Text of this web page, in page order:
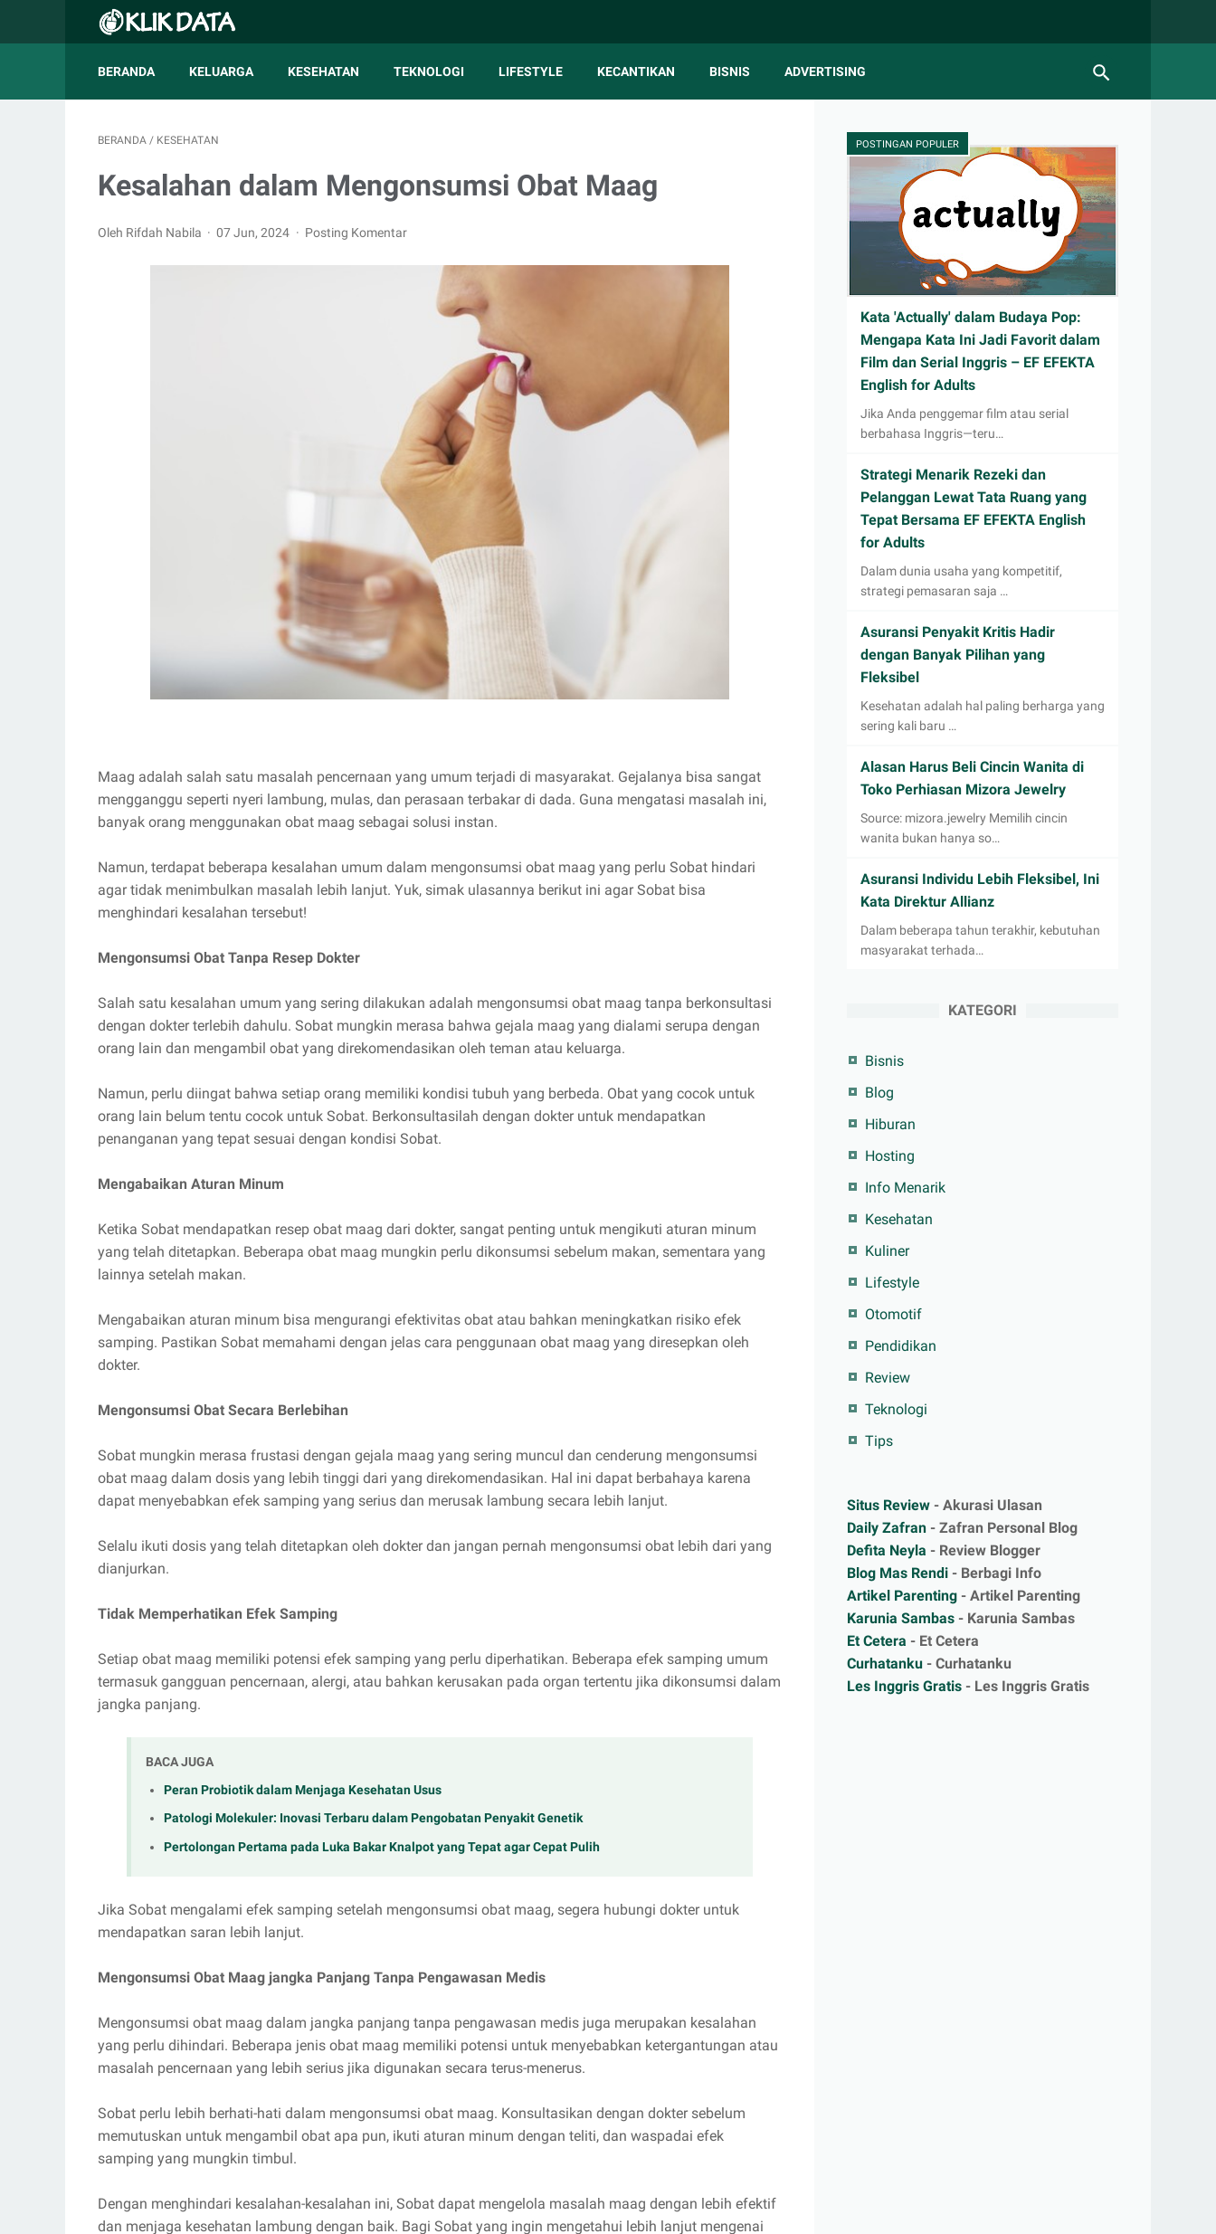
BERANDA KELUARGA KESEHATAN TEKNOLOGI LIFESTYLE KECANTIKAN BISNIS ADVERTISING
BERANDA / KESEHATAN
Kesalahan dalam Mengonsumsi Obat Maag
Oleh Rifdah Nabila 07 Jun, 2024 Posting Komentar
Maag adalah salah satu masalah pencernaan yang umum terjadi di masyarakat. Gejalanya bisa sangat
mengganggu seperti nyeri lambung, mulas, dan perasaan terbakar di dada. Guna mengatasi masalah ini,
banyak orang menggunakan obat maag sebagai solusi instan.
Namun, terdapat beberapa kesalahan umum dalam mengonsumsi obat maag yang perlu Sobat hindari
agar tidak menimbulkan masalah lebih lanjut. Yuk, simak ulasannya berikut ini agar Sobat bisa
menghindari kesalahan tersebut!
Mengonsumsi Obat Tanpa Resep Dokter
Salah satu kesalahan umum yang sering dilakukan adalah mengonsumsi obat maag tanpa berkonsultasi
dengan dokter terlebih dahulu. Sobat mungkin merasa bahwa gejala maag yang dialami serupa dengan
orang lain dan mengambil obat yang direkomendasikan oleh teman atau keluarga.
Namun, perlu diingat bahwa setiap orang memiliki kondisi tubuh yang berbeda. Obat yang cocok untuk
orang lain belum tentu cocok untuk Sobat. Berkonsultasilah dengan dokter untuk mendapatkan
penanganan yang tepat sesuai dengan kondisi Sobat.
Mengabaikan Aturan Minum
Ketika Sobat mendapatkan resep obat maag dari dokter, sangat penting untuk mengikuti aturan minum
yang telah ditetapkan. Beberapa obat maag mungkin perlu dikonsumsi sebelum makan, sementara yang
lainnya setelah makan.
Mengabaikan aturan minum bisa mengurangi efektivitas obat atau bahkan meningkatkan risiko efek
samping. Pastikan Sobat memahami dengan jelas cara penggunaan obat maag yang diresepkan oleh
dokter.
Mengonsumsi Obat Secara Berlebihan
Sobat mungkin merasa frustasi dengan gejala maag yang sering muncul dan cenderung mengonsumsi
obat maag dalam dosis yang lebih tinggi dari yang direkomendasikan. Hal ini dapat berbahaya karena
dapat menyebabkan efek samping yang serius dan merusak lambung secara lebih lanjut.
Selalu ikuti dosis yang telah ditetapkan oleh dokter dan jangan pernah mengonsumsi obat lebih dari yang
dianjurkan.
Tidak Memperhatikan Efek Samping
Setiap obat maag memiliki potensi efek samping yang perlu diperhatikan. Beberapa efek samping umum
termasuk gangguan pencernaan, alergi, atau bahkan kerusakan pada organ tertentu jika dikonsumsi dalam
jangka panjang.
BACA JUGA
Peran Probiotik dalam Menjaga Kesehatan Usus
Patologi Molekuler: Inovasi Terbaru dalam Pengobatan Penyakit Genetik
Pertolongan Pertama pada Luka Bakar Knalpot yang Tepat agar Cepat Pulih
Jika Sobat mengalami efek samping setelah mengonsumsi obat maag, segera hubungi dokter untuk
mendapatkan saran lebih lanjut.
Mengonsumsi Obat Maag jangka Panjang Tanpa Pengawasan Medis
Mengonsumsi obat maag dalam jangka panjang tanpa pengawasan medis juga merupakan kesalahan
yang perlu dihindari. Beberapa jenis obat maag memiliki potensi untuk menyebabkan ketergantungan atau
masalah pencernaan yang lebih serius jika digunakan secara terus-menerus.
Sobat perlu lebih berhati-hati dalam mengonsumsi obat maag. Konsultasikan dengan dokter sebelum
memutuskan untuk mengambil obat apa pun, ikuti aturan minum dengan teliti, dan waspadai efek
samping yang mungkin timbul.
Dengan menghindari kesalahan-kesalahan ini, Sobat dapat mengelola masalah maag dengan lebih efektif
dan menjaga kesehatan lambung dengan baik. Bagi Sobat yang ingin mengetahui lebih lanjut mengenai
POSTINGAN POPULER
Kata 'Actually' dalam Budaya Pop:
Mengapa Kata Ini Jadi Favorit dalam
Film dan Serial Inggris – EF EFEKTA
English for Adults
Jika Anda penggemar film atau serial
berbahasa Inggris—teru…
Strategi Menarik Rezeki dan
Pelanggan Lewat Tata Ruang yang
Tepat Bersama EF EFEKTA English
for Adults
Dalam dunia usaha yang kompetitif,
strategi pemasaran saja …
Asuransi Penyakit Kritis Hadir
dengan Banyak Pilihan yang
Fleksibel
Kesehatan adalah hal paling berharga yang
sering kali baru …
Alasan Harus Beli Cincin Wanita di
Toko Perhiasan Mizora Jewelry
Source: mizora.jewelry Memilih cincin
wanita bukan hanya so…
Asuransi Individu Lebih Fleksibel, Ini
Kata Direktur Allianz
Dalam beberapa tahun terakhir, kebutuhan
masyarakat terhada…
KATEGORI
Bisnis
Blog
Hiburan
Hosting
Info Menarik
Kesehatan
Kuliner
Lifestyle
Otomotif
Pendidikan
Review
Teknologi
Tips
Situs Review - Akurasi Ulasan
Daily Zafran - Zafran Personal Blog
Defita Neyla - Review Blogger
Blog Mas Rendi - Berbagi Info
Artikel Parenting - Artikel Parenting
Karunia Sambas - Karunia Sambas
Et Cetera - Et Cetera
Curhatanku - Curhatanku
Les Inggris Gratis - Les Inggris Gratis